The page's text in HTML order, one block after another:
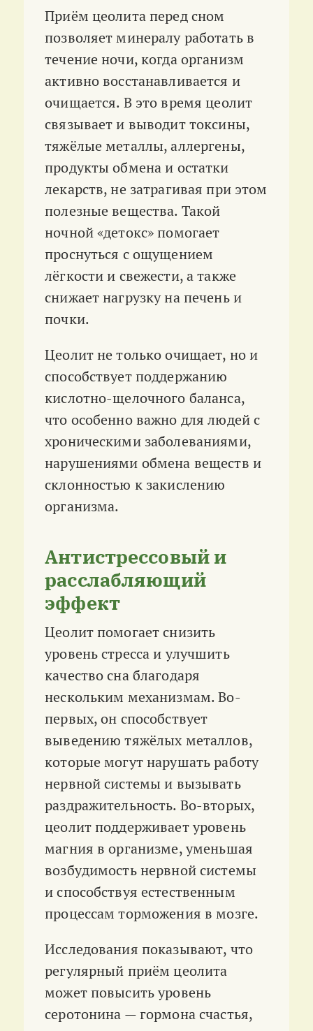
Приём цеолита перед сном
позволяет минералу работать в
течение ночи, когда организм
активно восстанавливается и
очищается. В это время цеолит
связывает и выводит токсины,
тяжёлые металлы, аллергены,
продукты обмена и остатки
лекарств, не затрагивая при этом
полезные вещества. Такой
ночной «детокс» помогает
проснуться с ощущением
лёгкости и свежести, а также
снижает нагрузку на печень и
почки.
Цеолит не только очищает, но и
способствует поддержанию
кислотно-щелочного баланса,
что особенно важно для людей с
хроническими заболеваниями,
нарушениями обмена веществ и
склонностью к закислению
организма.
Антистрессовый и
расслабляющий
эффект
Цеолит помогает снизить
уровень стресса и улучшить
качество сна благодаря
нескольким механизмам. Во-
первых, он способствует
выведению тяжёлых металлов,
которые могут нарушать работу
нервной системы и вызывать
раздражительность. Во-вторых,
цеолит поддерживает уровень
магния в организме, уменьшая
возбудимость нервной системы
и способствуя естественным
процессам торможения в мозге.
Исследования показывают, что
регулярный приём цеолита
может повысить уровень
серотонина — гормона счастья,